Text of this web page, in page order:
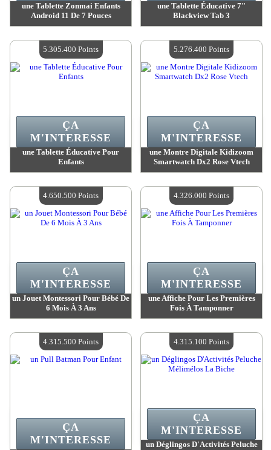
une Tablette Zonmai Enfants
Android 11 De 7 Pouces
Quantité Disponible :4
une Tablette Éducative 7"
Blackview Tab 3
Quantité Disponible :4
une Tablette Éducative Pour
Enfants
Quantité Disponible :4
ÇA
M'INTERESSE
5.305.400 Points
une Montre Digitale Kidizoom
Smartwatch Dx2 Rose Vtech
Quantité Disponible :4
ÇA
M'INTERESSE
5.276.400 Points
un Jouet Montessori Pour Bébé De
6 Mois À 3 Ans
Quantité Disponible :4
ÇA
M'INTERESSE
4.650.500 Points
une Affiche Pour Les Premières
Fois À Tamponner
Quantité Disponible :4
ÇA
M'INTERESSE
4.326.000 Points
ÇA
M'INTERESSE
4.315.500 Points
un Déglingos D'Activités Peluche
ÇA
M'INTERESSE
4.315.100 Points